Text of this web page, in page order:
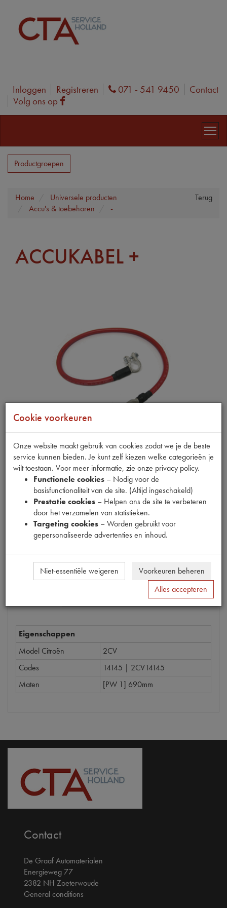
Inloggen Registreren Phone
071 - 541 9450
Contact
Volg ons op
Facebook
Productgroepen
Terug
Home
Universele producten
Accu's & toebehoren
-
ACCUKABEL +
Productnummer
1470011
31,65 (€ 26,16excl. btw)
Bestel
Eigenschappen
Model Citroën
2CV
Codes
14145 | 2CV14145
Maten
[PW 1] 690mm
Contact
De Graaf Automaterialen
Energieweg 77
2382 NH Zoeterwoude
General conditions
Cookie voorkeuren
Onze website maakt gebruik van cookies zodat we je de beste
service kunnen bieden. Je kunt zelf kiezen welke categorieën je
wilt toestaan. Voor meer informatie, zie onze privacy policy.
Functionele cookies – Nodig voor de
basisfunctionaliteit van de site. (Altijd ingeschakeld)
Prestatie cookies – Helpen ons de site te verbeteren
door het verzamelen van statistieken.
Targeting cookies – Worden gebruikt voor
gepersonaliseerde advertenties en inhoud.
Niet-essentiële weigeren
Voorkeuren beheren
Alles accepteren